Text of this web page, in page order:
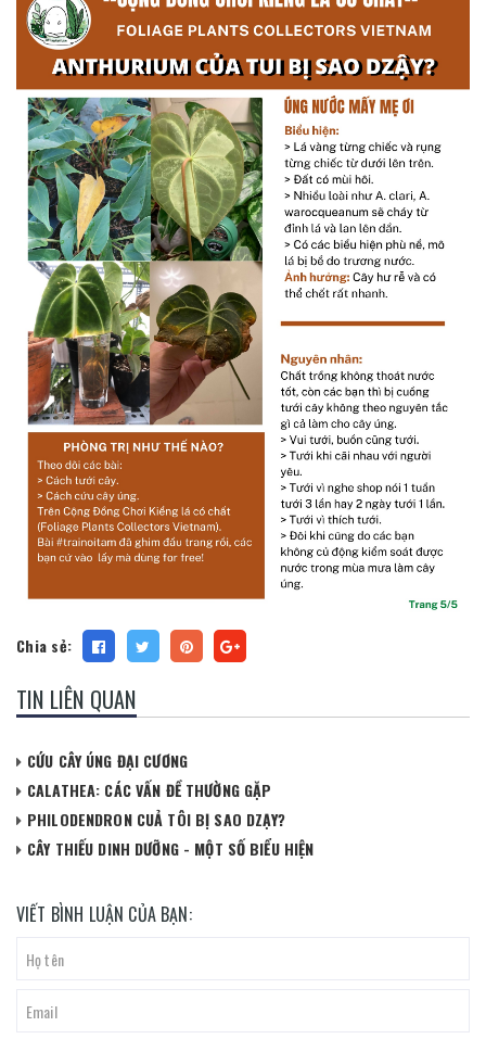
Chia sẻ:
TIN LIÊN QUAN
CỨU CÂY ÚNG ĐẠI CƯƠNG
CALATHEA: CÁC VẤN ĐỀ THƯỜNG GẶP
PHILODENDRON CUẢ TÔI BỊ SAO DZẠY?
CÂY THIẾU DINH DƯỠNG - MỘT SỐ BIỂU HIỆN
VIẾT BÌNH LUẬN CỦA BẠN: